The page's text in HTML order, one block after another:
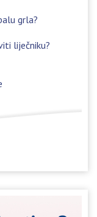
grla?
liječniku?